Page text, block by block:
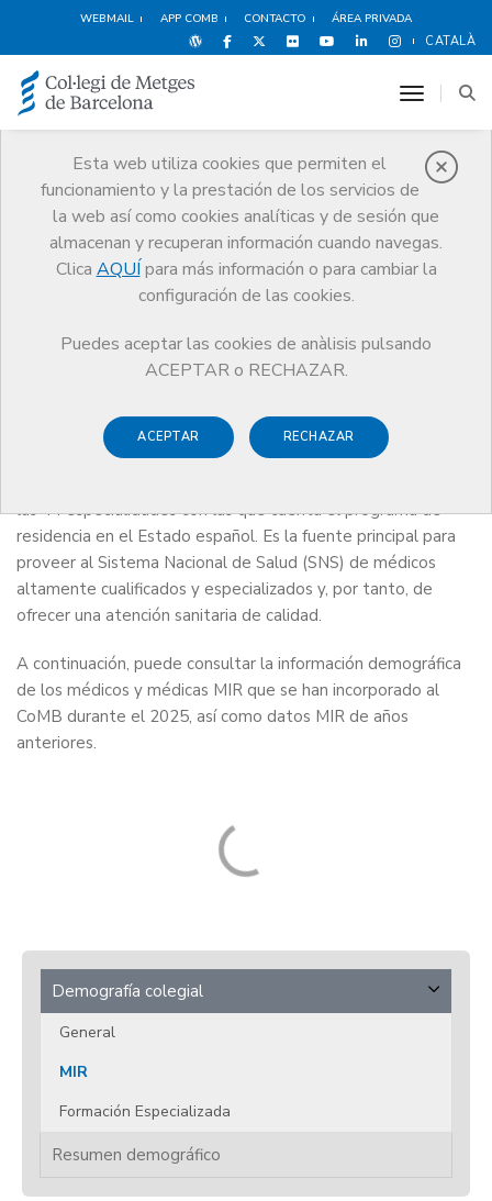
WEBMAIL APP COMB CONTACTO ÁREA PRIVADA
CATALÀ
Esta web utiliza cookies que permiten el
funcionamiento y la prestación de los servicios de
la web así como cookies analíticas y de sesión que
almacenan y recuperan información cuando navegas.
Clica AQUÍ para más información o para cambiar la
configuración de las cookies.
Puedes aceptar las cookies de anàlisis pulsando
ACEPTAR o RECHAZAR.
ACEPTAR RECHAZAR
toggle
Demografía
El CoMB Demografía MIR
Demografía MIR
La formación sanitaria especializada, vehiculada a través de
la figura del médico interno residente (MIR), es la vía que
las 44 especialidades con las que cuenta el programa de
residencia en el Estado español. Es la fuente principal para
proveer al Sistema Nacional de Salud (SNS) de médicos
altamente cualificados y especializados y, por tanto, de
ofrecer una atención sanitaria de calidad.
A continuación, puede consultar la información demográfica
de los médicos y médicas MIR que se han incorporado al
CoMB durante el 2025, así como datos MIR de años
anteriores.
Demografía colegial
General
MIR
Formación Especializada
Resumen demográfico